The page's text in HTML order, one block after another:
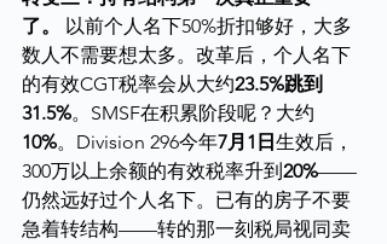
了。
以前个人名下50%折扣够好，大多
数人不需要想太多。改革后，个人名下
的有效CGT税率会从大约23.5%跳到
31.5%。SMSF在积累阶段呢？大约
10%。Division 296今年7月1日生效后，
300万以上余额的有效税率升到20%——
仍然远好过个人名下。已有的房子不要
急着转结构——转的那一刻税局视同卖